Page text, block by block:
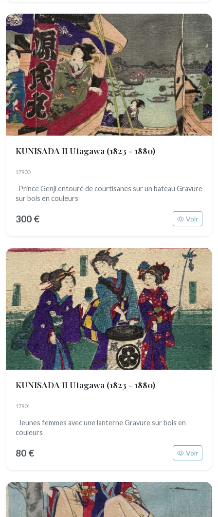
KUNISADA II Utagawa (1823 - 1880)
17900
Prince Genji entouré de courtisanes sur un bateau Gravure
sur bois en couleurs
300 € Voir
KUNISADA II Utagawa (1823 - 1880)
17901
Jeunes femmes avec une lanterne Gravure sur bois en
couleurs
80 € Voir